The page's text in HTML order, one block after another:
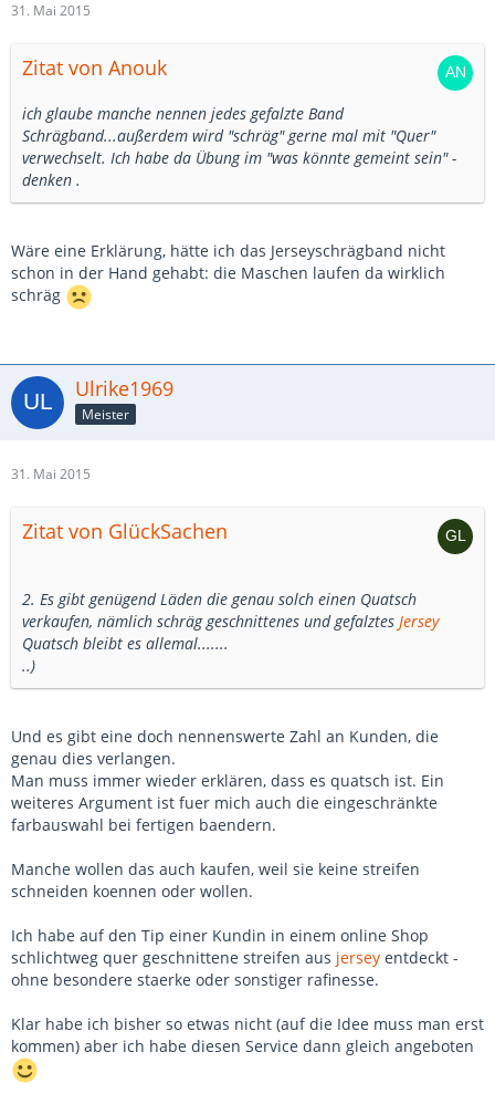
31. Mai 2015
Zitat von Anouk
ich glaube manche nennen jedes gefalzte Band
Schrägband...außerdem wird "schräg" gerne mal mit "Quer"
verwechselt. Ich habe da Übung im "was könnte gemeint sein" -
denken .
Wäre eine Erklärung, hätte ich das Jerseyschrägband nicht
schon in der Hand gehabt: die Maschen laufen da wirklich
schräg
Ulrike1969
Meister
31. Mai 2015
Zitat von GlückSachen
2. Es gibt genügend Läden die genau solch einen Quatsch
verkaufen, nämlich schräg geschnittenes und gefalztes Jersey
Quatsch bleibt es allemal.......
..)
Und es gibt eine doch nennenswerte Zahl an Kunden, die
genau dies verlangen.
Man muss immer wieder erklären, dass es quatsch ist. Ein
weiteres Argument ist fuer mich auch die eingeschränkte
farbauswahl bei fertigen baendern.
Manche wollen das auch kaufen, weil sie keine streifen
schneiden koennen oder wollen.
Ich habe auf den Tip einer Kundin in einem online Shop
schlichtweg quer geschnittene streifen aus jersey entdeckt -
ohne besondere staerke oder sonstiger rafinesse.
Klar habe ich bisher so etwas nicht (auf die Idee muss man erst
kommen) aber ich habe diesen Service dann gleich angeboten